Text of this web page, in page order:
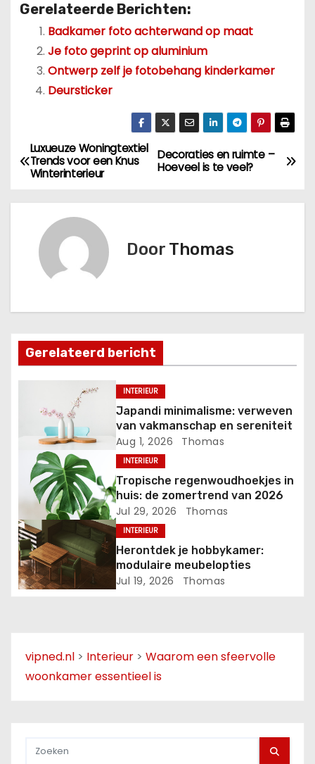
Gerelateerde Berichten:
Badkamer foto achterwand op maat
Je foto geprint op aluminium
Ontwerp zelf je fotobehang kinderkamer
Deursticker
B
t
n
g
t
i
Decoraties en ruimte –
Hoeveel is te veel?
Luxueuze Woningtextiel
Trends voor een Knus
Winterinterieur
Door Thomas
Gerelateerd bericht
INTERIEUR
Japandi minimalisme: verweven
van vakmanschap en sereniteit
Aug 1, 2026 Thomas
INTERIEUR
Tropische regenwoudhoekjes in
huis: de zomertrend van 2026
Jul 29, 2026 Thomas
INTERIEUR
Herontdek je hobbykamer:
modulaire meubelopties
Jul 19, 2026 Thomas
vipned.nl > Interieur > Waarom een sfeervolle
woonkamer essentieel is